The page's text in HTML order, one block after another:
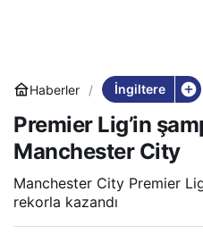
Haberler İngiltere
Premier Lig’in
Manchester City
Manchester City Premier
rekorla kazandı